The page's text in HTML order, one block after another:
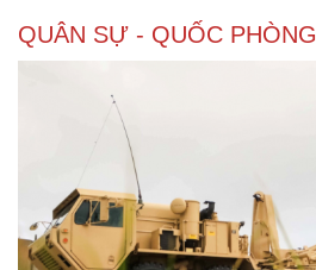
QUÂN SỰ - QUỐC PHÒNG